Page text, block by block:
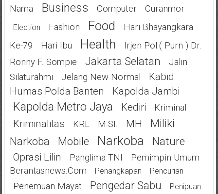
Nama
Business Computer Curanmor
Election Fashion Food
Hari Bhayangkara
Ke-79
Hari Ibu Health
Irjen Pol.( Purn ) Dr.
Ronny F. Sompie
Jakarta Selatan
Jalin
Silaturahmi
Jelang New Normal
Kabid
Humas Polda Banten
Kapolda Jambi
Kapolda Metro Jaya Kediri Kriminal
Kriminalitas KRL M.SI. MH
Miliki
Narkoba
Mobile Narkoba Nature
Oprasi Lilin Panglima TNI
Pemimpin Umum
Berantasnews.com
Penangkapan Pencurian
Penemuan Mayat Pengedar Sabu
Penipuan